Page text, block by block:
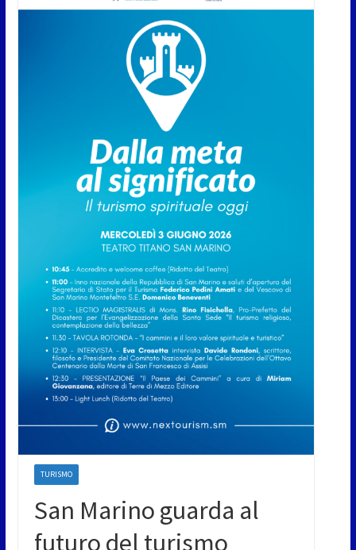
TURISMO
San Marino guarda al
futuro del turismo